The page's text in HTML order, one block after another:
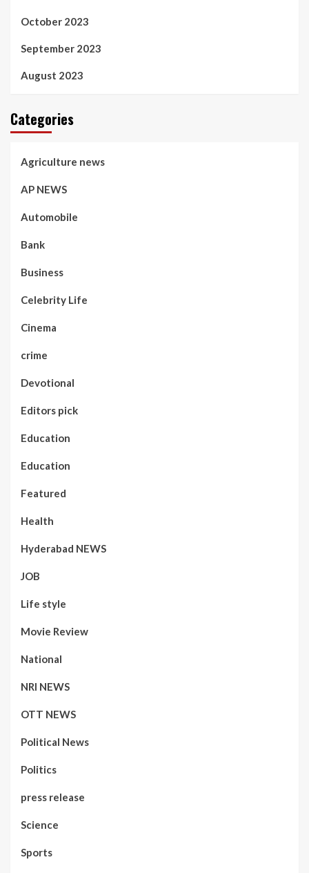
October 2023
September 2023
August 2023
Categories
Agriculture news
AP NEWS
Automobile
Bank
Business
Celebrity Life
Cinema
crime
Devotional
Editors pick
Education
Education
Featured
Health
Hyderabad NEWS
JOB
Life style
Movie Review
National
NRI NEWS
OTT NEWS
Political News
Politics
press release
Science
Sports